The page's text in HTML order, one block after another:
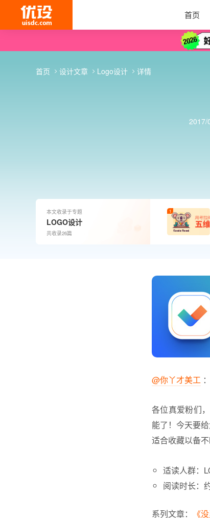
首页
2017/
本文收录于专题
LOGO设计
共收录26篇
1
首页 设计文章 Logo设计 详情
@你丫才美工
各位真爱粉们
能了！今天要
适合收藏以备不
适读人群：
阅读时长：
系列文章： 《